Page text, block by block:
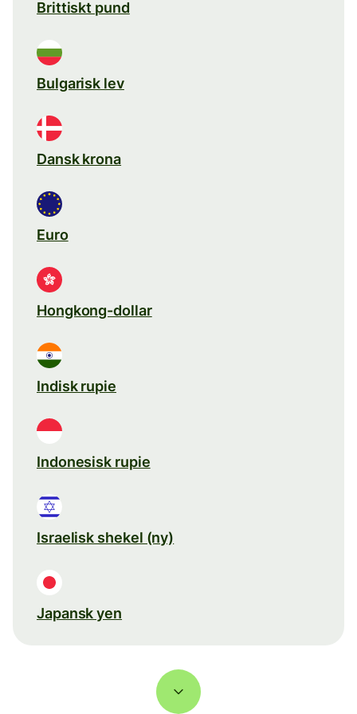
Brittiskt pund
Bulgarisk lev
Dansk krona
Euro
Hongkong-dollar
Indisk rupie
Indonesisk rupie
Israelisk shekel (ny)
Japansk yen